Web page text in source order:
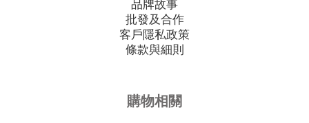
品牌故事
批發及合作
客戶隱私政策
條款與細則
購物相關